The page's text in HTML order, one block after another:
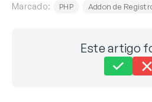
Marcado: PHP Addon de
Este artigo